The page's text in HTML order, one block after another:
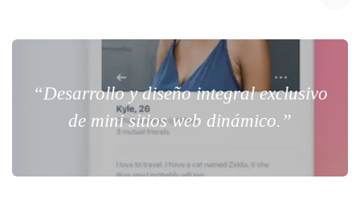
“Desarrollo y diseño integral exclusivo
de mini sitios web dinámico.”